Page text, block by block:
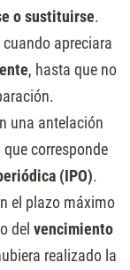
o sustituirse.
apreciara
, hasta que no
una antelación
corresponde
(IPO).
el plazo máximo
del vencimiento
realizado la